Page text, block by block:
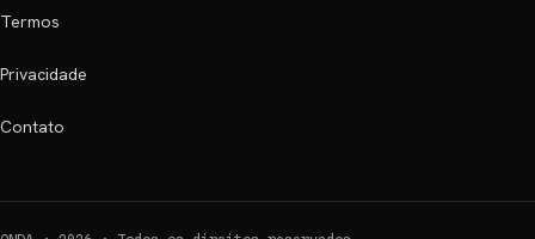
Termos
Privacidade
Contato